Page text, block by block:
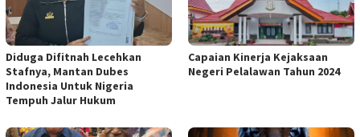
Diduga Difitnah Lecehkan
Stafnya, Mantan Dubes
Indonesia Untuk Nigeria
Tempuh Jalur Hukum
Capaian Kinerja Kejaksaan
Negeri Pelalawan Tahun 2024